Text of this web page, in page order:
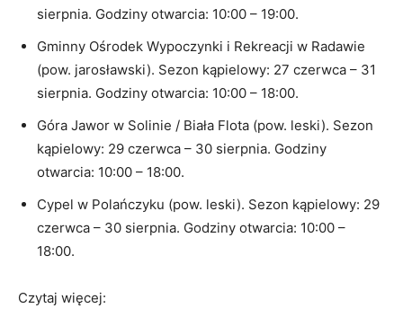
sierpnia. Godziny otwarcia: 10:00 – 19:00.
Gminny Ośrodek Wypoczynki i Rekreacji w Radawie
(pow. jarosławski). Sezon kąpielowy: 27 czerwca – 31
sierpnia. Godziny otwarcia: 10:00 – 18:00.
Góra Jawor w Solinie / Biała Flota (pow. leski). Sezon
kąpielowy: 29 czerwca – 30 sierpnia. Godziny
otwarcia: 10:00 – 18:00.
Cypel w Polańczyku (pow. leski). Sezon kąpielowy: 29
czerwca – 30 sierpnia. Godziny otwarcia: 10:00 –
18:00.
Czytaj więcej: